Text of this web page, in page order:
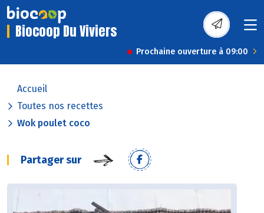
Biocoop Du Viviers
Prochaine ouverture à 09:00
Accueil
Toutes nos recettes
Wok poulet coco
Partager sur